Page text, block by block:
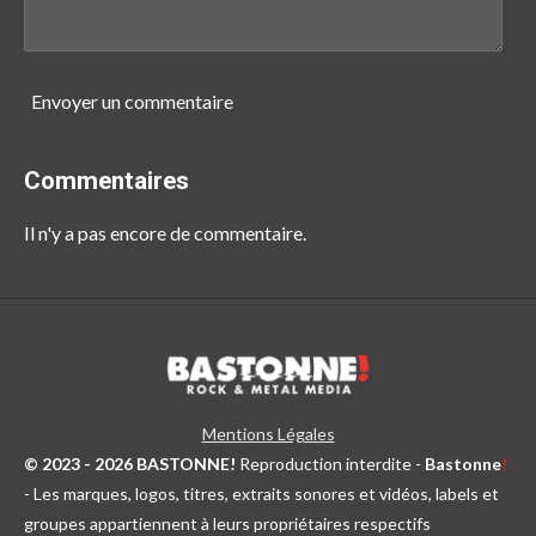
Envoyer un commentaire
Commentaires
Il n'y a pas encore de commentaire.
Mentions Légales
© 2023 - 2026 BASTONNE! Reproduction interdite - Bastonne!
- Les marques, logos, titres, extraits sonores et vidéos, labels et
groupes appartiennent à leurs propriétaires respectifs